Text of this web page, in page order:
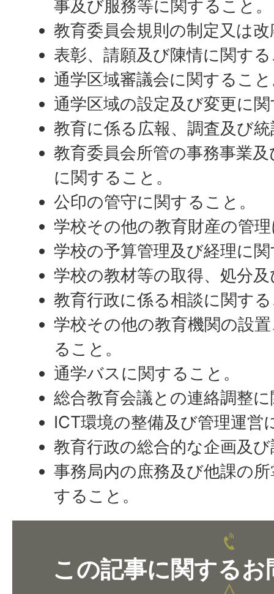
事及び服務等に関すること。
教育委員会規則の制定又は
表彰、請願及び陳情に関す
通学区域審議会に関するこ
通学区域の設定及び変更に
教育に係る広報、調査及び
教育委員会所管の事務事業
に関すること。
公印の管守に関すること。
学校その他の教育財産の管
学校の予算管理及び経理に
学校の教材等の取得、処分
教育行政に係る相談に関す
学校その他の教育機関の設
ること。
通学バスに関すること。
総合教育会議との連絡調整
ICT環境の整備及び管理運営
教育行政の総合的な企画及
事務局内の庶務及び他課の
すること。
この記事に関するお